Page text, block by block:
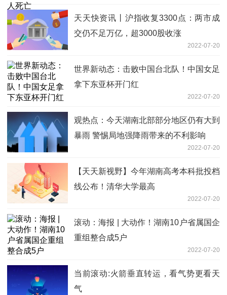
天天快资讯丨沪指收复3300点：两市成
交仍不足万亿，超3000股收涨
2022-07-20
世界新动态：击败中国台北队！中国女足
拿下东亚杯开门红
2022-07-20
观热点：今天湖南北部部分地区仍有大到
暴雨 警惕局地强降雨带来的不利影响
2022-07-20
【天天新视野】今年湖南高考本科批投档
线公布！清华大学最高
2022-07-20
滚动：海报 | 大动作！湖南10户省属国企
重组整合成5户
2022-07-20
当前滚动:火箭垂直转运，看气势更看天
气